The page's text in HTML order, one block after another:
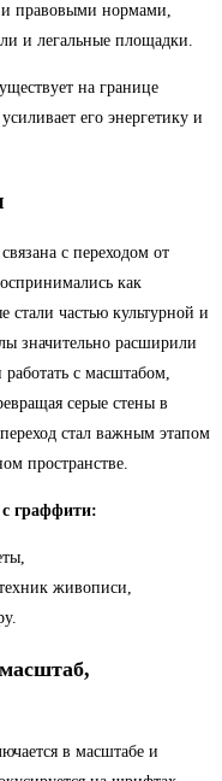
и правовыми нормами,
и легальные площадки.
на границе
его энергетику и
с переходом от
как
стали частью культурной и
значительно расширили
с масштабом,
серые стены в
стал важным этапом
пространстве.
граффити:
живописи,
в масштабе и